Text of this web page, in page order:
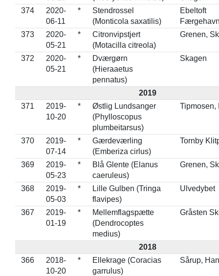
374
2020-
06-11
*
Stendrossel
(Monticola saxatilis)
Ebeltoft
373
2020-
05-21
*
Citronvipstjert
(Motacilla citreola)
Grenen,
372
2020-
05-21
*
Dværgørn
(Hieraaetus
pennatus)
Skagen
2019
371
2019-
10-20
*
Østlig Lundsanger
(Phylloscopus
plumbeitarsus)
Tipmosen,
370
2019-
07-14
*
Gærdeværling
(Emberiza cirlus)
Tornby
369
2019-
05-23
*
Blå Glente (Elanus
caeruleus)
Grenen,
368
2019-
05-03
*
Lille Gulben (Tringa
flavipes)
Ulvedybet
367
2019-
01-19
*
Mellemflagspætte
(Dendrocoptes
medius)
Gråsten
2018
366
2018-
10-20
*
Ellekrage (Coracias
garrulus)
Sårup,